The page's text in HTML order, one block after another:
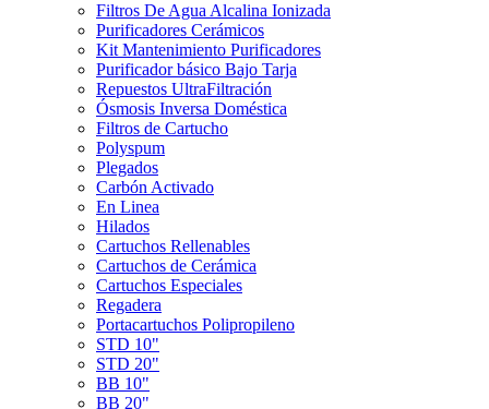
Filtros De Agua Alcalina Ionizada
Purificadores Cerámicos
Kit Mantenimiento Purificadores
Purificador básico Bajo Tarja
Repuestos UltraFiltración
Ósmosis Inversa Doméstica
Filtros de Cartucho
Polyspum
Plegados
Carbón Activado
En Linea
Hilados
Cartuchos Rellenables
Cartuchos de Cerámica
Cartuchos Especiales
Regadera
Portacartuchos Polipropileno
STD 10"
STD 20"
BB 10"
BB 20"